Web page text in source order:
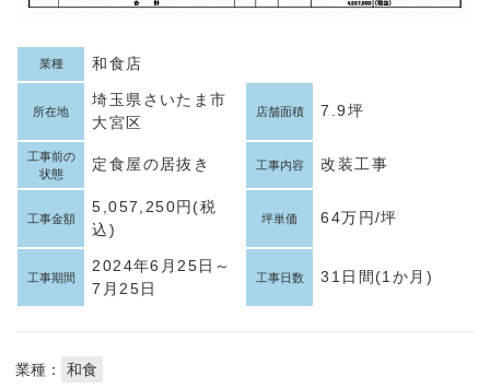
業種 和食店
所在地
埼玉県さいたま市
大宮区
店舗面積 7.9坪
工事前の
状態
定食屋の居抜き 工事内容 改装工事
工事金額
5,057,250円(税
込)
坪単価 64万円/坪
工事期間
2024年6月25日～
7月25日
工事日数 31日間(1か月)
業種：
和食